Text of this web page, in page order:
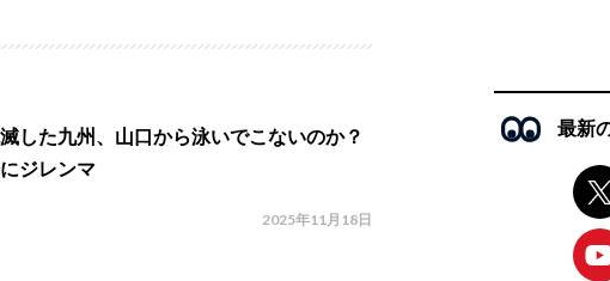
した九州、山口から泳いでこないのか？
ジレンマ
2025年11月18日
最新